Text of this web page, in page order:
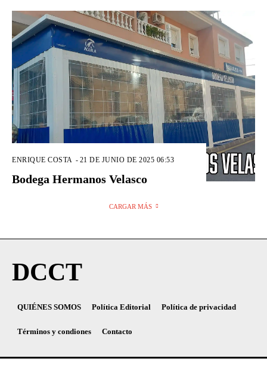
ENRIQUE COSTA - 21 DE JUNIO DE 2025 06:53
Bodega Hermanos Velasco
CARGAR MÁS
DCCT
QUIÉNES SOMOS Política Editorial Política de privacidad
Términos y condiones Contacto